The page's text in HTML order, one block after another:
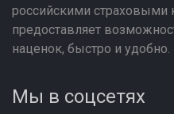
российскими страховыми
предоставляет
наценок, быстро и удобно.
Мы в соцсетях